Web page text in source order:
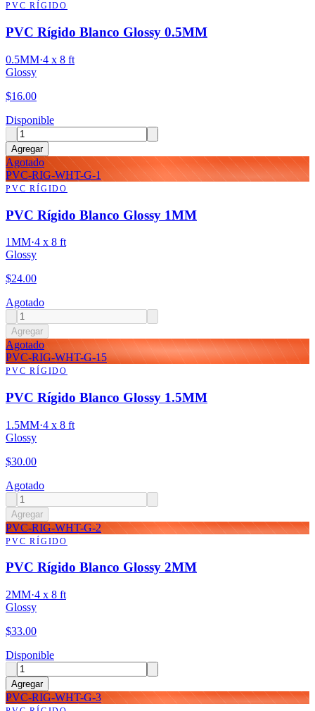
PVC RÍGIDO
PVC Rígido Blanco Glossy 0.5MM
0.5MM·4 x 8 ft
Glossy
$16.00
Disponible
Agregar
Agotado
PVC-RIG-WHT-G-1
PVC RÍGIDO
PVC Rígido Blanco Glossy 1MM
1MM·4 x 8 ft
Glossy
$24.00
Agotado
Agregar
Agotado
PVC-RIG-WHT-G-15
PVC RÍGIDO
PVC Rígido Blanco Glossy 1.5MM
1.5MM·4 x 8 ft
Glossy
$30.00
Agotado
Agregar
PVC-RIG-WHT-G-2
PVC RÍGIDO
PVC Rígido Blanco Glossy 2MM
2MM·4 x 8 ft
Glossy
$33.00
Disponible
Agregar
PVC-RIG-WHT-G-3